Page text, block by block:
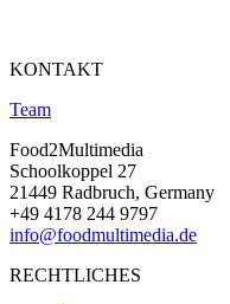
KONTAKT
Team
Food2Multimedia
Schoolkoppel 27
21449 Radbruch, Germany
+49 4178 244 9797
info@foodmultimedia.de
RECHTLICHES